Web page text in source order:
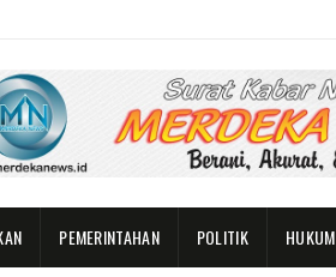
PEMERINTAHAN POLITIK